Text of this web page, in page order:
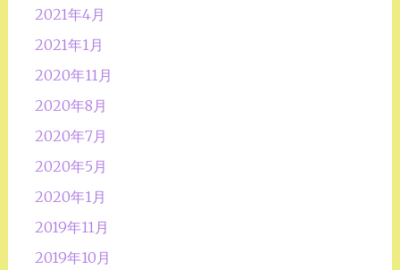
2021年4月
2021年1月
2020年11月
2020年8月
2020年7月
2020年5月
2020年1月
2019年11月
2019年10月